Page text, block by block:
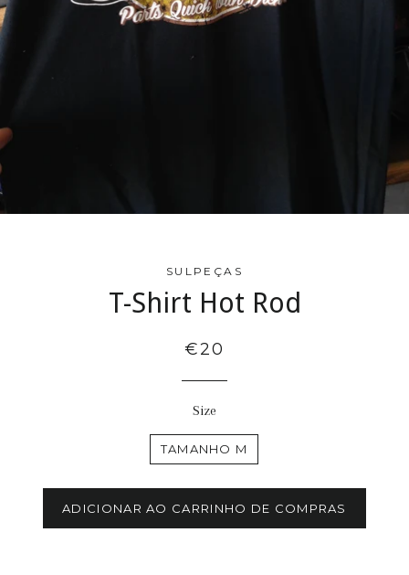
SULPEÇAS
T-Shirt Hot Rod
€20
Size
TAMANHO M
ADICIONAR AO CARRINHO DE COMPRAS